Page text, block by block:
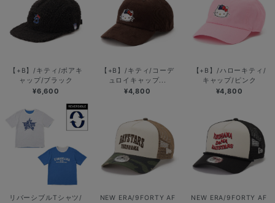
【+B】/キティ/ボアキ
ャップ/ブラック
¥6,600
【+B】/キティ/コーデ
ュロイキャップ...
¥4,800
【+B】/ハローキティ/
キャップ/ピンク
¥4,800
リバーシブルTシャツ/
NEW ERA/9FORTY AF
NEW ERA/9FORTY AF